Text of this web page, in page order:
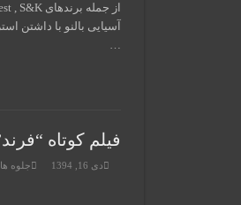
آسیایی بالنو با داشتن
…
فیلم کوتاه
دی 16, 1394 جلوه